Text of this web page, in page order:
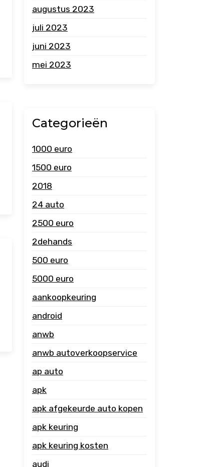
augustus 2023
juli 2023
juni 2023
mei 2023
Categorieën
1000 euro
1500 euro
2018
24 auto
2500 euro
2dehands
500 euro
5000 euro
aankoopkeuring
android
anwb
anwb autoverkoopservice
ap auto
apk
apk afgekeurde auto kopen
apk keuring
apk keuring kosten
audi